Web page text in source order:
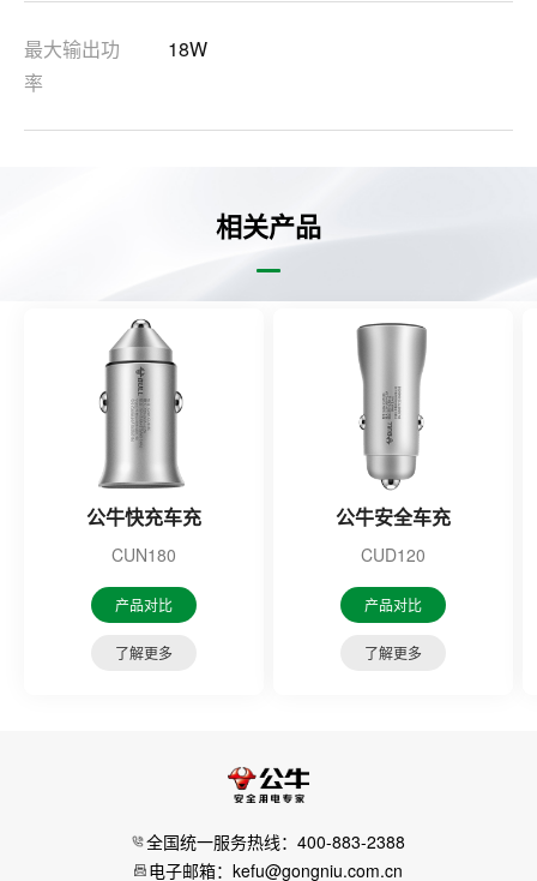
最大输出功
率
18W
相关产品
公牛快充车充
CUN180
产品对比
了解更多
公牛安全车充
CUD120
产品对比
了解更多
全国统一服务热线：400-883-2388
电子邮箱：kefu@gongniu.com.cn